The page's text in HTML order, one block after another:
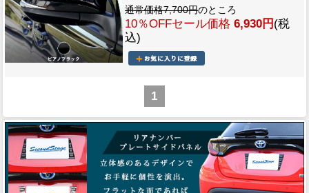
通常価格7,700円のところ
10％OFFセール価格 6,930円 (税
込)
1